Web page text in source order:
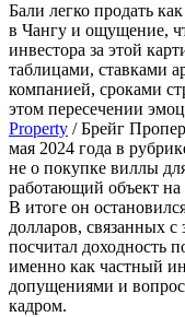
Бали легко продать
в Чангу и ощущение,
инвестора за этой
таблицами, ставками
компанией, сроками
этом пересечении
Property / Брейг
мая 2024 года в
не о покупке виллы
работающий объект
В итоге он
долларов, связанных
посчитал доходность
именно как частный
допущениями и
кадром.